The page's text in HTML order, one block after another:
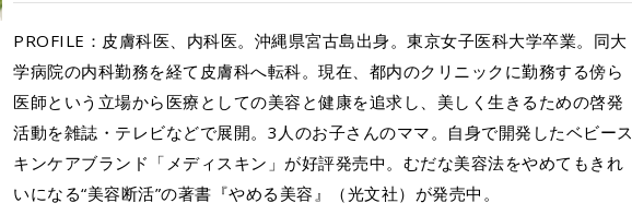
PROFILE：皮膚科医、内科医。沖縄県宮古島出身。東京女子医科大学卒業。同大
学病院の内科勤務を経て皮膚科へ転科。現在、都内のクリニックに勤務する傍ら
医師という立場から医療としての美容と健康を追求し、美しく生きるための啓発
活動を雑誌・テレビなどで展開。3人のお子さんのママ。自身で開発したベビース
キンケアブランド「メディスキン」が好評発売中。むだな美容法をやめてもきれ
いになる“美容断活”の著書『やめる美容』（光文社）が発売中。